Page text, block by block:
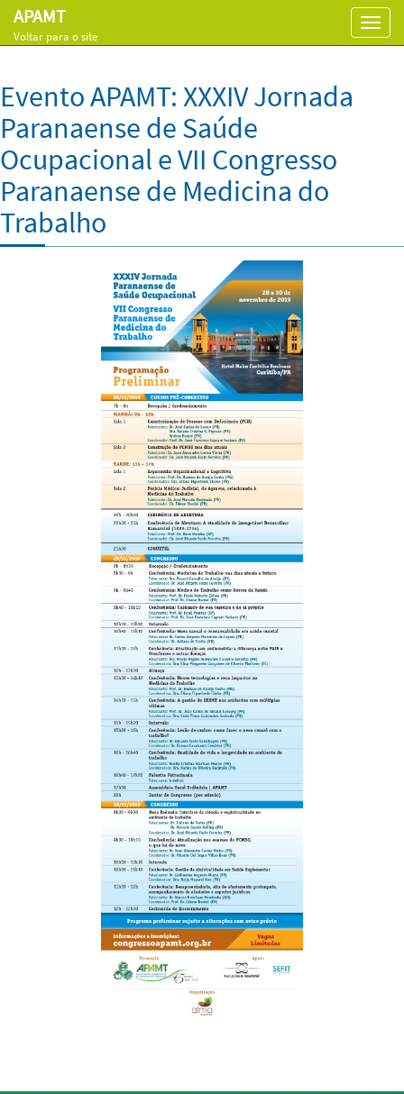
APAMT
Voltar para o site
Evento APAMT: XXXIV Jornada
Paranaense de Saúde
Ocupacional e VII Congresso
Paranaense de Medicina do
Trabalho